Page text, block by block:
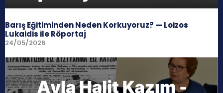
Barış Eğitiminden Neden Korkuyoruz? — Loizos
Lukaidis ile Röportaj
24/05/2026